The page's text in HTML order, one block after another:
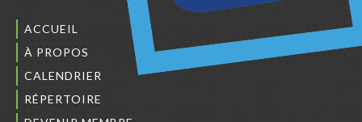
ACCUEIL
À PROPOS
CALENDRIER
RÉPERTOIRE